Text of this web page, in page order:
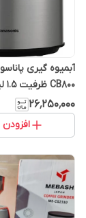
سرعته
۲۶٬۲۵۰٬۰۰۰